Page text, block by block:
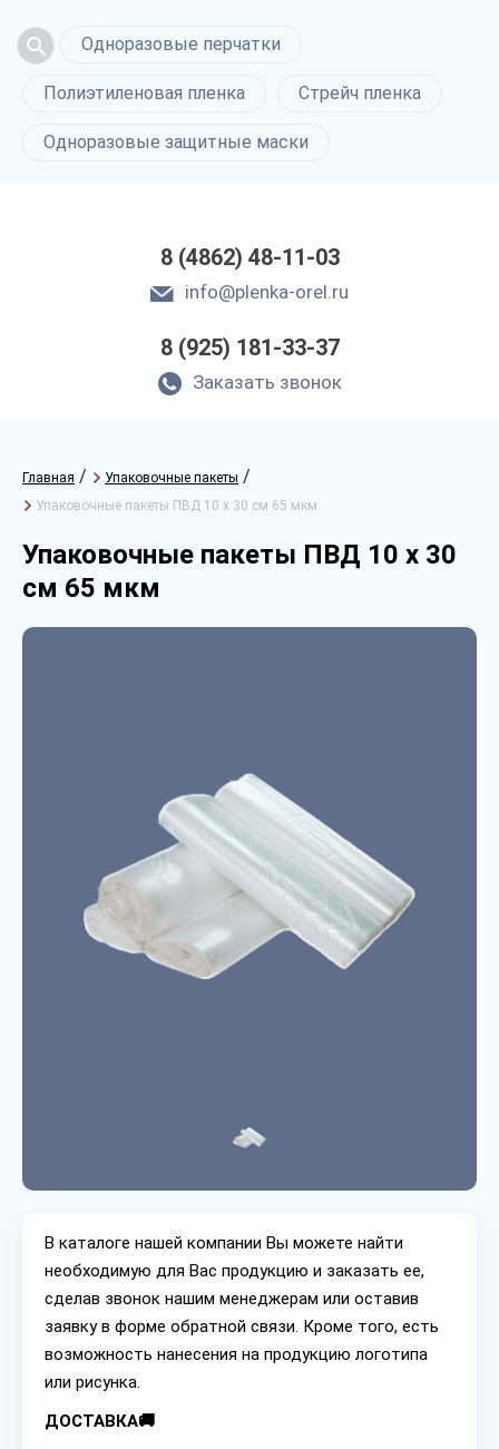
Одноразовые перчатки
Полиэтиленовая пленка Стрейч пленка
Одноразовые защитные маски
8 (4862) 48-11-03
info@plenka-orel.ru
8 (925) 181-33-37
Заказать звонок
Главная / Упаковочные пакеты /
Упаковочные пакеты ПВД 10 х 30 см 65 мкм
Упаковочные пакеты ПВД 10 х 30
см 65 мкм
В каталоге нашей компании Вы можете найти
необходимую для Вас продукцию и заказать ее,
сделав звонок нашим менеджерам или оставив
заявку в форме обратной связи. Кроме того, есть
возможность нанесения на продукцию логотипа
или рисунка.
ДОСТАВКА🚚